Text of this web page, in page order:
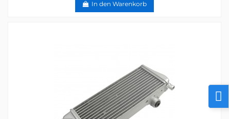
In den Warenkorb